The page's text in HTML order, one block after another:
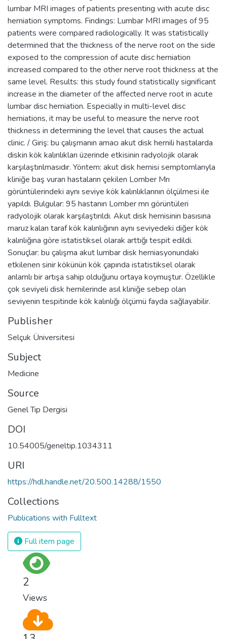
lumbar MRI images of patients presenting with acute disc
herniation symptoms. Findings: Lumbar MRI images of 95
patients were compared radiologically. It was statistically
determined that the thickness of the nerve root on the side
exposed to the compression of acute disc herniation
increased compared to the other nerve root thickness at the
same level. Results: this study found statistically significant
increase in the diameter of the affected nerve root in acute
lumbar disc herniation. Especially in multi-level disc
herniations, it may be useful to measure the nerve root
thickness in determining the level that causes the actual
clinic. / Giriş: bu çalışmanın amacı akut disk hernili hastalarda
diskin kök kalınlıkları üzerinde etkisinin radyolojik olarak
karşılaştırılmasıdır. Yöntem: akut disk hernisi semptomlarıyla
kliniğe baş vuran hastaların çekilen Lomber Mrı
görüntülerindeki aynı seviye kök kalınlıklarının ölçülmesi ile
yapıldı. Bulgular: 95 hastanın Lomber mrı görüntüleri
radyolojik olarak karşılaştırıldı. Akut disk hernisinin basısına
maruz kalan taraf kök kalınlığının aynı seviyedeki diğer kök
kalınlığına göre istatistiksel olarak arttığı tespit edildi.
Sonuçlar: bu çalışma akut lumbar disk herniasyonundaki
etkilenen sinir kökünün kök çapında istatistiksel olarak
anlamlı bir artışa sahip olduğunu ortaya koymuştur. Özellikle
çok seviyeli disk hernilerinde asıl kliniğe sebep olan
seviyenin tespitinde kök kalınlığı ölçümü fayda sağlayabilir.
Publisher
Selçuk Üniversitesi
Subject
Medicine
Source
Genel Tıp Dergisi
DOI
10.54005/geneltip.1034311
URI
https://hdl.handle.net/20.500.14288/1550
Collections
Publications with Fulltext
Full item page
2
Views